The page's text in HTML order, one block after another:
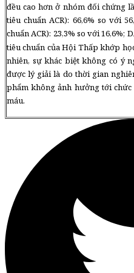
đều cao hơn ở nhóm đối chứng
tiêu chuẩn ACR): 66,6% so với
chuẩn ACR): 23,3% so với 16,6%;
tiêu chuẩn của Hội Thấp khớp
nhiên, sự khác biệt không có ý
được lý giải là do thời gian
phẩm không ảnh hưởng tới chức
máu.